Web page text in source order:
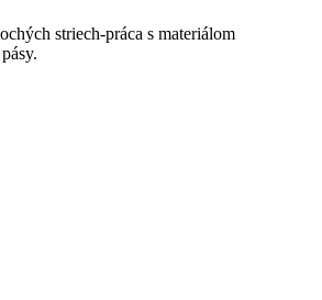
striech-práca s materiálom